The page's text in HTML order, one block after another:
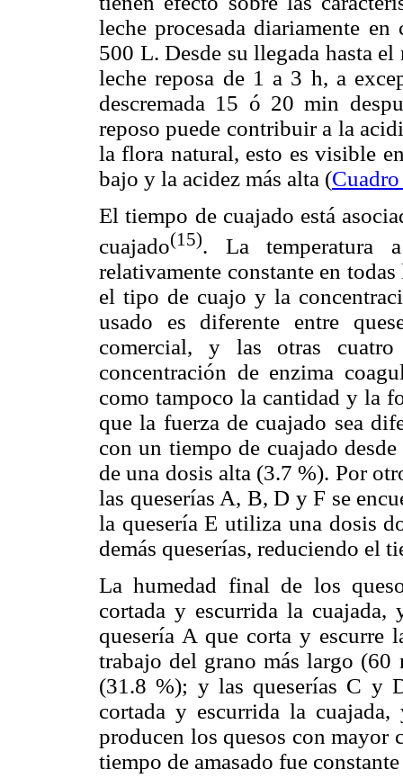
leche procesada diariamente
500 L. Desde su llegada hasta
leche reposa de 1 a 3 h, a
descremada 15 ó 20 min
reposo puede contribuir a la
la flora natural, esto es visible
bajo y la acidez más alta (
El tiempo de cuajado está
cuajado(15). La temperatura
relativamente constante en
el tipo de cuajo y la
usado es diferente entre
comercial, y las otras
concentración de enzima
como tampoco la cantidad y la
que la fuerza de cuajado sea
con un tiempo de cuajado
de una dosis alta (3.7 %). Por
las queserías A, B, D y F se
la quesería E utiliza una dosis
demás queserías, reduciendo el
La humedad final de los
cortada y escurrida la
quesería A que corta y escurre
trabajo del grano más largo (60
(31.8 %); y las queserías C y
cortada y escurrida la
producen los quesos con mayor
tiempo de amasado fue